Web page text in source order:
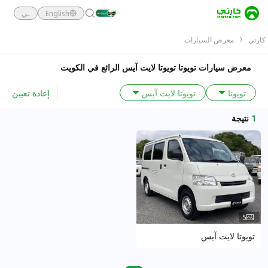
English ـي
كارتي معرض السيارات
معرض سيارات تويوتا تويوتا لايت آيس الرائع في الكويت
تويوتا
تويوتا لايت آيس
إعادة تعيين
1 نتيجة
5
تويوتا لايت آيس